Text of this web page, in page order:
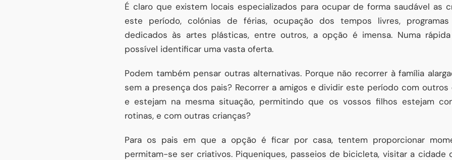
É claro que existem locais especializados para ocupar de forma saudável as
este período, colónias de férias, ocupação dos tempos livres, programas
dedicados às artes plásticas, entre outros, a opção é imensa. Numa
possível identificar uma vasta oferta.
Podem também pensar outras alternativas. Porque não recorrer à família
sem a presença dos pais? Recorrer a amigos e dividir este período com
e estejam na mesma situação, permitindo que os vossos filhos estejam
rotinas, e com outras crianças?
Para os pais em que a opção é ficar por casa, tentem proporcionar
permitam-se ser criativos. Piqueniques, passeios de bicicleta, visitar a cidade